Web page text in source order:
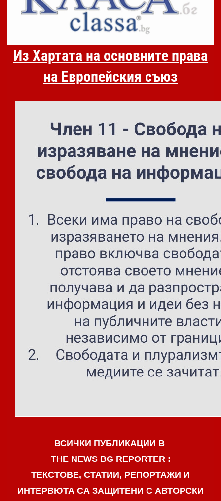
Из Хартата на основните права
на Европейския съюз
ВСИЧКИ ПУБЛИКАЦИИ В
THE NEWS BG REPORTER :
ТЕКСТОВЕ, СТАТИИ, РЕПОРТАЖИ И
ИНТЕРВЮТА СА ЗАЩИТЕНИ С АВТОРСКИ